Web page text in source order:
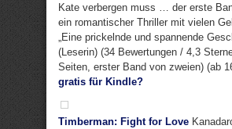
Kate verbergen muss … der erste
ein romantischer Thriller mit vielen
„Eine prickelnde und spannende
(Leserin) (34 Bewertungen / 4,3
Seiten, erster Band von zweien) (ab
gratis für Kindle?
Timberman: Fight for Love